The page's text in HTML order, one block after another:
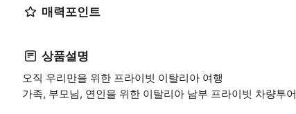
매력포인트
상품설명
오직 우리만을 위한 프라이빗 이탈리아 여행
가족, 부모님, 연인을 위한 이탈리아 남부 프라이빗 차량투어